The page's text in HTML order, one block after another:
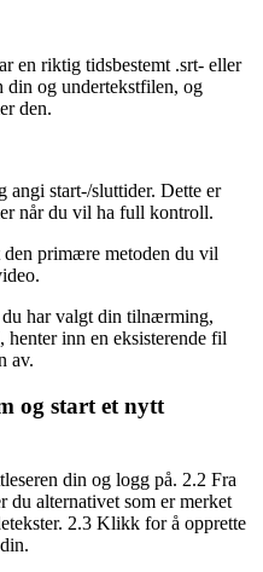
en riktig tidsbestemt .srt- eller
og undertekstfilen, og
den.
angi start-/sluttider. Dette er
når du vil ha full kontroll.
den primære metoden du vil
har valgt din tilnærming,
inn en eksisterende fil
av.
og start et nytt
din og logg på. 2.2 Fra
du alternativet som er merket
2.3 Klikk for å opprette